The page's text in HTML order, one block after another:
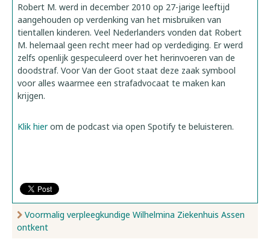
Robert M. werd in december 2010 op 27-jarige leeftijd
aangehouden op verdenking van het misbruiken van
tientallen kinderen. Veel Nederlanders vonden dat Robert
M. helemaal geen recht meer had op verdediging. Er werd
zelfs openlijk gespeculeerd over het herinvoeren van de
doodstraf. Voor Van der Goot staat deze zaak symbool
voor alles waarmee een strafadvocaat te maken kan
krijgen.
Klik hierom de podcast via open Spotify te beluisteren.
Voormalig verpleegkundige Wilhelmina Ziekenhuis Assen
ontkent